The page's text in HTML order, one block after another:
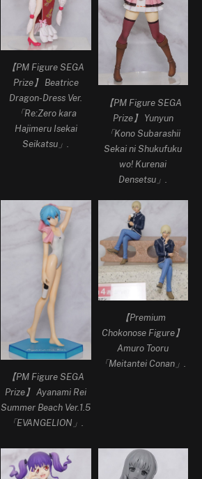
【PM Figure SEGA
Prize】 Beatrice
Dragon-Dress Ver.
「Re:Zero kara
Hajimeru Isekai
Seikatsu」.
【PM Figure SEGA
Prize】 Yunyun
「Kono Subarashii
Sekai ni Shukufuku
wo! Kurenai
Densetsu」.
【PM Figure SEGA
Prize】 Ayanami Rei
Summer Beach Ver.1.5
「EVANGELION」.
【Premium
Chokonose Figure】
Amuro Tooru
「Meitantei Conan」.